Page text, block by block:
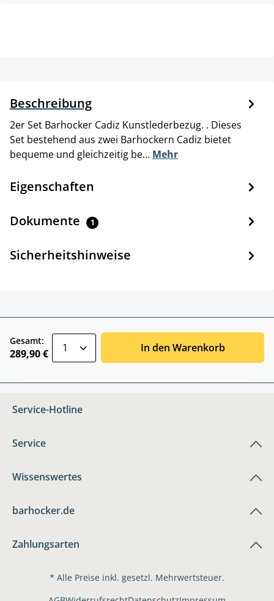
Beschreibung
2er Set Barhocker Cadiz Kunstlederbezug. . Dieses
Set bestehend aus zwei Barhockern Cadiz bietet
bequeme und gleichzeitig be… Mehr
Eigenschaften
Dokumente 1
Sicherheitshinweise
Gesamt:
289,90 € In den Warenkorb
Service-Hotline
Service
Wissenswertes
barhocker.de
Zahlungsarten
* Alle Preise inkl. gesetzl. Mehrwertsteuer.